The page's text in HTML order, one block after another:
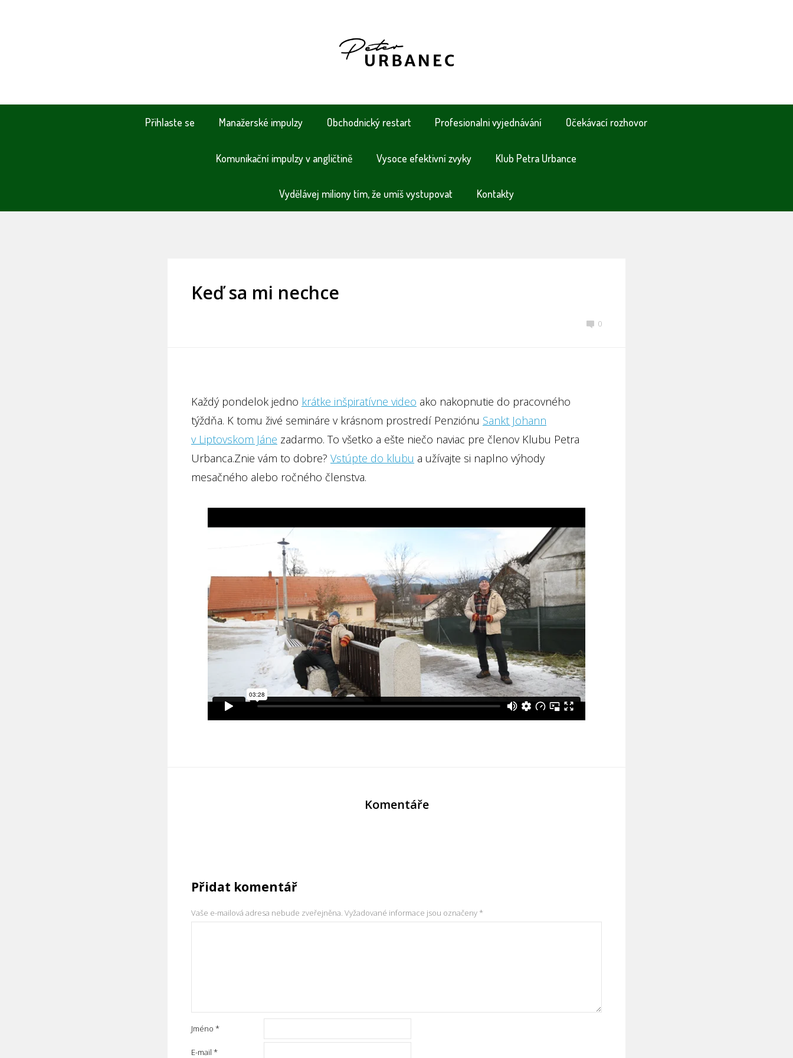
Přihlaste se Manažerské impulzy Obchodnický restart Profesionalni vyjednávání Očekávací rozhovor
Komunikační impulzy v angličtině Vysoce efektivní zvyky Klub Petra Urbance
Vydělávej miliony tím, že umíš vystupovat Kontakty
Keď sa mi nechce
0
Každý pondelok jedno krátke inšpiratívne video ako nakopnutie do pracovného
týždňa. K tomu živé semináre v krásnom prostredí Penziónu Sankt Johann
v Liptovskom Jáne zadarmo. To všetko a ešte niečo naviac pre členov Klubu Petra
Urbanca.Znie vám to dobre? Vstúpte do klubu a užívajte si naplno výhody
mesačného alebo ročného členstva.
Komentáře
Přidat komentář
Vaše e-mailová adresa nebude zveřejněna. Vyžadované informace jsou označeny*
Jméno *
E-mail *